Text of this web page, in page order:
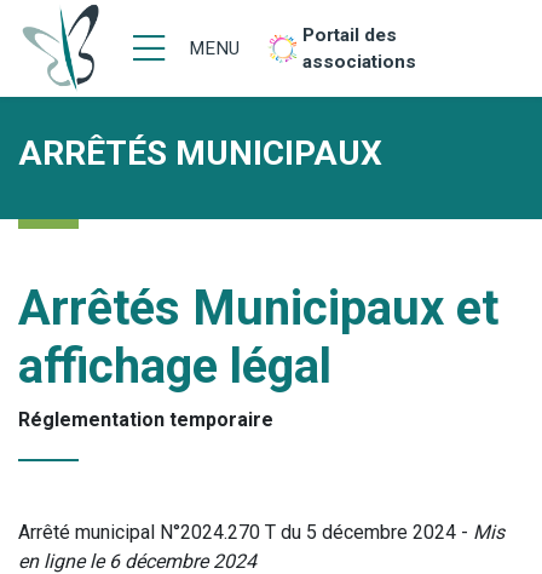
MENU
Portail des
associations
ARRÊTÉS MUNICIPAUX
Arrêtés Municipaux et
affichage légal
Réglementation temporaire
Arrêté municipal N°2024.270 T du 5 décembre 2024 - Mis
en ligne le 6 décembre 2024